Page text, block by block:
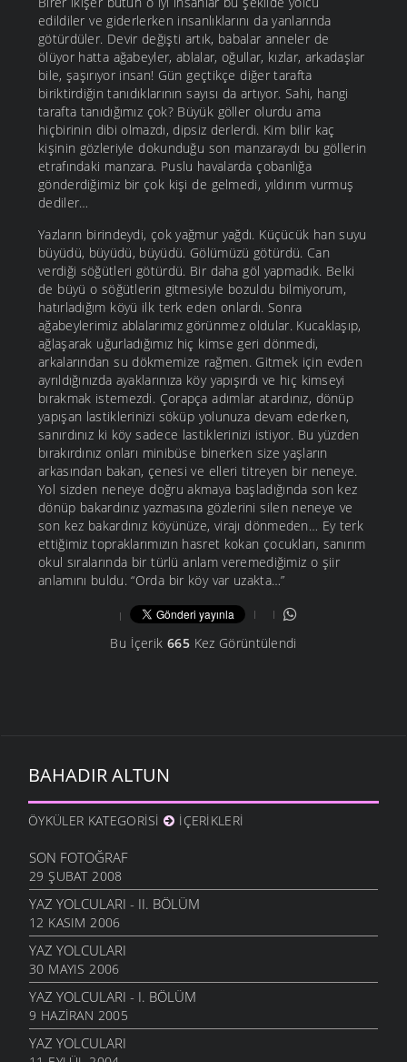
edildiler ve giderlerken insanlıklarını da yanlarında
götürdüler. Devir değişti artık, babalar anneler de
ölüyor hatta ağabeyler, ablalar, oğullar, kızlar, arkadaşlar
bile, şaşırıyor insan! Gün geçtikçe diğer tarafta
biriktirdiğin tanıdıklarının sayısı da artıyor. Sahi, hangi
tarafta tanıdığımız çok? Büyük göller olurdu ama
hiçbirinin dibi olmazdı, dipsiz derlerdi. Kim bilir kaç
kişinin gözleriyle dokunduğu son manzaraydı bu göllerin
etrafındaki manzara. Puslu havalarda çobanlığa
gönderdiğimiz bir çok kişi de gelmedi, yıldırım vurmuş
dediler…
Yazların birindeydi, çok yağmur yağdı. Küçücük han suyu
büyüdü, büyüdü, büyüdü. Gölümüzü götürdü. Can
verdiği söğütleri götürdü. Bir daha göl yapmadık. Belki
de büyü o söğütlerin gitmesiyle bozuldu bilmiyorum,
hatırladığım köyü ilk terk eden onlardı. Sonra
ağabeylerimiz ablalarımız görünmez oldular. Kucaklaşıp,
ağlaşarak uğurladığımız hiç kimse geri dönmedi,
arkalarından su dökmemize rağmen. Gitmek için evden
ayrıldığınızda ayaklarınıza köy yapışırdı ve hiç kimseyi
bırakmak istemezdi. Çorapça adımlar atardınız, dönüp
yapışan lastiklerinizi söküp yolunuza devam ederken,
sanırdınız ki köy sadece lastiklerinizi istiyor. Bu yüzden
bırakırdınız onları minibüse binerken size yaşların
arkasından bakan, çenesi ve elleri titreyen bir neneye.
Yol sizden neneye doğru akmaya başladığında son kez
dönüp bakardınız yazmasına gözlerini silen neneye ve
son kez bakardınız köyünüze, virajı dönmeden… Ey terk
ettiğimiz topraklarımızın hasret kokan çocukları, sanırım
okul sıralarında bir türlü anlam veremediğimiz o şiir
anlamını buldu. “Orda bir köy var uzakta…”
Bu İçerik 665Kez Görüntülendi
BAHADIR ALTUN
ÖYKÜLER KATEGORISI İÇERIKLERI
SON FOTOĞRAF
29 ŞUBAT 2008
YAZ YOLCULARI - II. BÖLÜM
12 KASIM 2006
YAZ YOLCULARI
30 MAYIS 2006
YAZ YOLCULARI - I. BÖLÜM
9 HAZIRAN 2005
YAZ YOLCULARI